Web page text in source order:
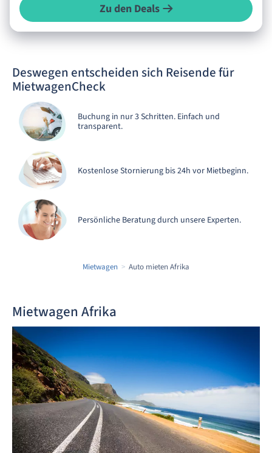
Zu den Deals
Deswegen entscheiden sich Reisende für
MietwagenCheck
Buchung in nur 3 Schritten. Einfach und
transparent.
Kostenlose Stornierung bis 24h vor Mietbeginn.
Persönliche Beratung durch unsere Experten.
Mietwagen Auto mieten Afrika
Mietwagen Afrika